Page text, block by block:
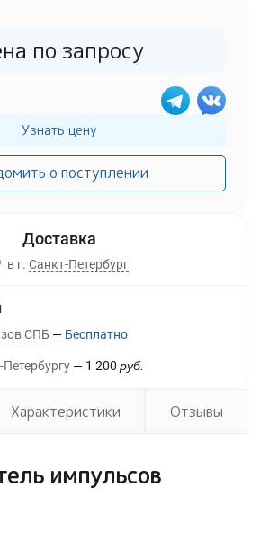
по запросу
Узнать цену
о поступлении
в г. Санкт-Петербург
СПБ Бесплатно
1 200 руб.
Характеристики Отзывы
импульсов